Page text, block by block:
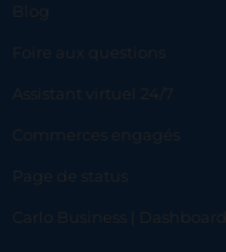
Blog
Foire aux questions
Assistant virtuel 24/7
Commerces engagés
Page de status
Carlo Business | Dashboard